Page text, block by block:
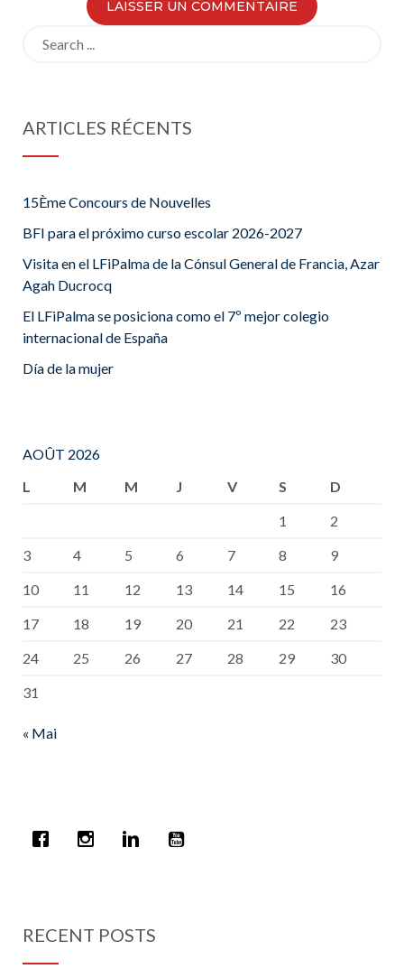
ARTICLES RÉCENTS
15Ème Concours de Nouvelles
BFI para el próximo curso escolar 2026-2027
Visita en el LFiPalma de la Cónsul General de Francia, Azar
Agah Ducrocq
El LFiPalma se posiciona como el 7º mejor colegio
internacional de España
Día de la mujer
AOÛT 2026
L
M M J V S
D
1
2
3
4 5 6 7 8
9
10
11 12 13 14 15
16
17
18 19 20 21 22
23
24
25 26 27 28 29
30
31
« Mai
RECENT POSTS